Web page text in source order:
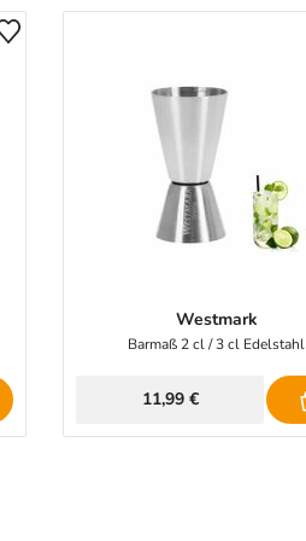
Westmark
Barmaß 2 cl / 3 cl Edelstahl
11,99 €